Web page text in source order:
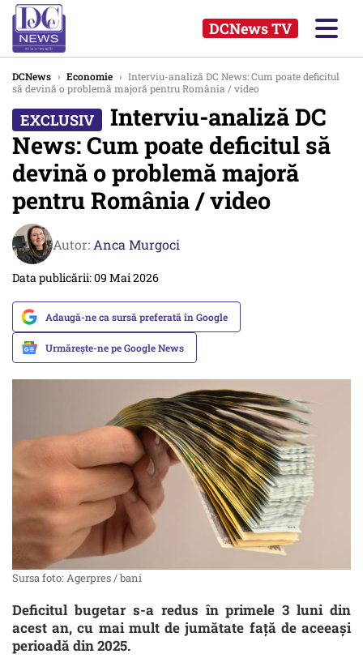
DCNews TV
DCNews › Economie › Interviu-analiză DC News: Cum poate deficitul
să devină o problemă majoră pentru România / video
Interviu-analiză DC
News: Cum poate deficitul să
devină o problemă majoră
pentru România / video
Autor: Anca Murgoci
Data publicării: 09 Mai 2026
Adaugă-ne ca sursă preferată în Google
Urmărește-ne pe Google News
Sursa foto: Agerpres / bani
Deficitul bugetar s-a redus în primele 3 luni din
acest an, cu mai mult de jumătate faţă de aceeaşi
perioadă din 2025.